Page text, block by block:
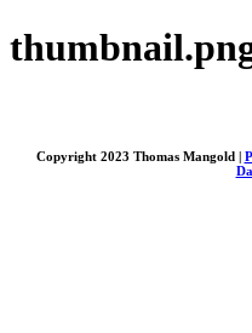
Copyright 2023 Thomas Mangold |